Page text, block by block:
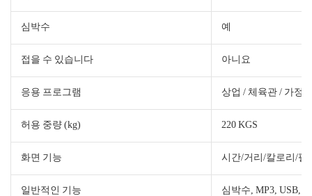
심박수 예
접을 수 있습니다 아니요
응용 프로그램 상업 / 체육관 / 가정
허용 중량 (kg) 220 KGS
화면 기능 시간/거리/칼로리/펄
일반적인 기능 심박수, MP3, USB,